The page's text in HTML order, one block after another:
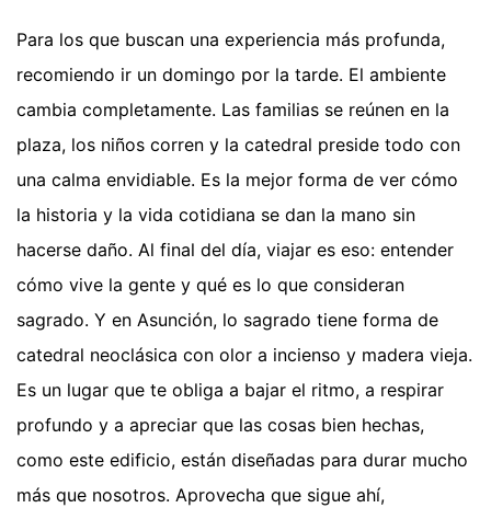
Para los que buscan una experiencia más profunda,
recomiendo ir un domingo por la tarde. El ambiente
cambia completamente. Las familias se reúnen en la
plaza, los niños corren y la catedral preside todo con
una calma envidiable. Es la mejor forma de ver cómo
la historia y la vida cotidiana se dan la mano sin
hacerse daño. Al final del día, viajar es eso: entender
cómo vive la gente y qué es lo que consideran
sagrado. Y en Asunción, lo sagrado tiene forma de
catedral neoclásica con olor a incienso y madera vieja.
Es un lugar que te obliga a bajar el ritmo, a respirar
profundo y a apreciar que las cosas bien hechas,
como este edificio, están diseñadas para durar mucho
más que nosotros. Aprovecha que sigue ahí,